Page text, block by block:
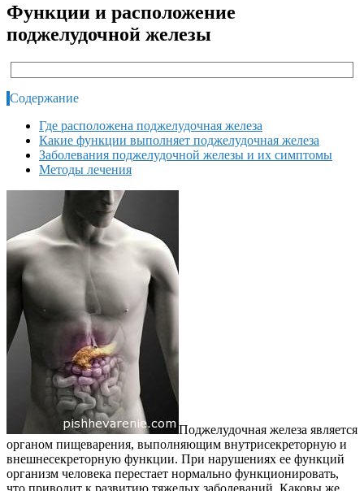
Функции и расположение
поджелудочной железы
Содержание
Где расположена поджелудочная железа
Какие функции выполняет поджелудочная железа
Заболевания поджелудочной железы и их симптомы
Методы лечения
Поджелудочная железа является
органом пищеварения, выполняющим внутрисекреторную и
внешнесекреторную функции. При нарушениях ее функций
организм человека перестает нормально функционировать,
что приводит к развитию тяжелых заболеваний. Каковы же